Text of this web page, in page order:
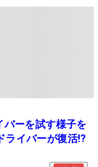
バーを試す様子を
イバーが復活!?